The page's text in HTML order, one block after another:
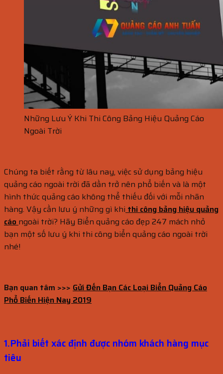
Những Lưu Ý Khi Thi Công Bảng Hiệu Quảng Cáo
Ngoài Trời
Chúng ta biết rằng từ lâu nay, việc sử dụng bảng hiệu
quảng cáo ngoài trời đã dần trở nên phổ biến và là một
hình thức quảng cáo không thể thiếu đối với mỗi nhãn
hàng. Vậy cần lưu ý những gì khi thi công bảng hiệu quảng
cáo ngoài trời? Hãy Biển quảng cáo đẹp 247 mách nhỏ
bạn một số lưu ý khi thi công biển quảng cáo ngoài trời
nhé!
Bạn quan tâm >>> Gửi Đến Bạn Các Loại Biển Quảng Cáo
Phổ Biến Hiện Nay 2019
1.Phải biết xác định được nhóm khách hàng mục
tiêu